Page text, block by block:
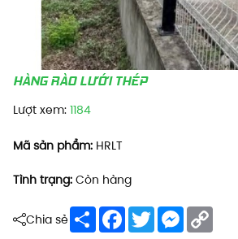
HÀNG RÀO LƯỚI THÉP
Lượt xem: 1184
Mã sản phẩm: HRLT
Tình trạng: Còn hàng
Chia sẻ Share Facebook
TwitterMessenger